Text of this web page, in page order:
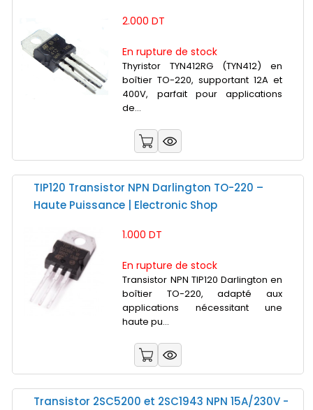
2.000 DT
En rupture de stock
Thyristor TYN412RG (TYN412) en
boîtier TO-220, supportant 12A et
400V, parfait pour applications
de...
TIP120 Transistor NPN Darlington TO-220 –
Haute Puissance | Electronic Shop
1.000 DT
En rupture de stock
Transistor NPN TIP120 Darlington en
boîtier TO-220, adapté aux
applications nécessitant une
haute pu...
Transistor 2SC5200 et 2SC1943 NPN 15A/230V -